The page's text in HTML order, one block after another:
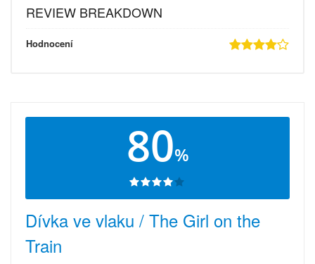
REVIEW BREAKDOWN
Hodnocení
80%
Dívka ve vlaku / The Girl on the
Train